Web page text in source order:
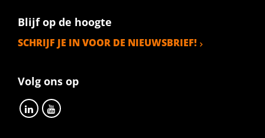
Blijf op de hoogte
SCHRIJF JE IN VOOR DE NIEUWSBRIEF!
Volg ons op